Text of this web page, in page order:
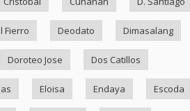
Fierro Deodato Dimasalang
Doroteo Jose Dos Catillos
Eloisa Endaya Escoda